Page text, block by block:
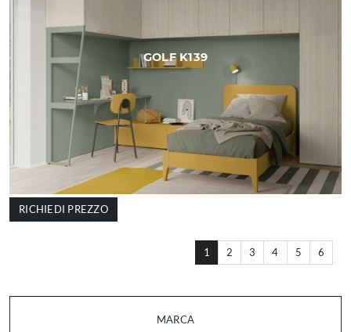
MARCA
1 2 3 4 5 6
GOLF K139
RICHIEDI PREZZO